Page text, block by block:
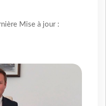
Mise à jour :